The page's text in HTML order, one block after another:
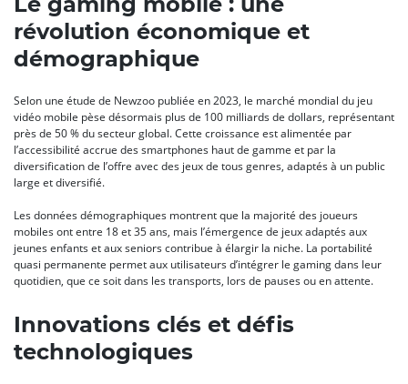
révolution économique et
démographique
Selon une étude de Newzoo publiée en 2023, le marché mondial du jeu
vidéo mobile pèse désormais plus de 100 milliards de dollars, représentant
près de 50 % du secteur global. Cette croissance est alimentée par
l’accessibilité accrue des smartphones haut de gamme et par la
diversification de l’offre avec des jeux de tous genres, adaptés à un public
large et diversifié.
Les données démographiques montrent que la majorité des joueurs
mobiles ont entre 18 et 35 ans, mais l’émergence de jeux adaptés aux
jeunes enfants et aux seniors contribue à élargir la niche. La portabilité
quasi permanente permet aux utilisateurs d’intégrer le gaming dans leur
quotidien, que ce soit dans les transports, lors de pauses ou en attente.
Innovations clés et défis
technologiques